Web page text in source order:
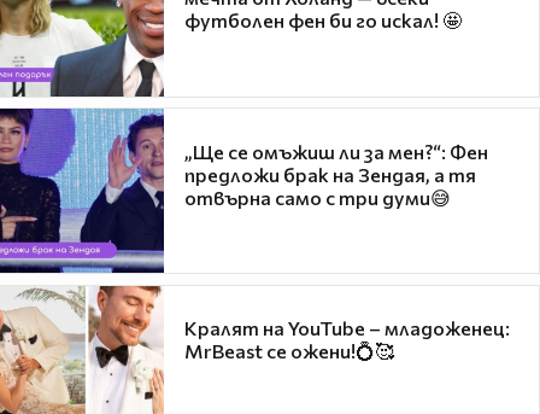
футболен фен би го искал! 🤩
„Ще се омъжиш ли за мен?“: Фен
предложи брак на Зендая, а тя
отвърна само с три думи😅
Кралят на YouTube – младоженец:
MrBeast се ожени!💍🥰